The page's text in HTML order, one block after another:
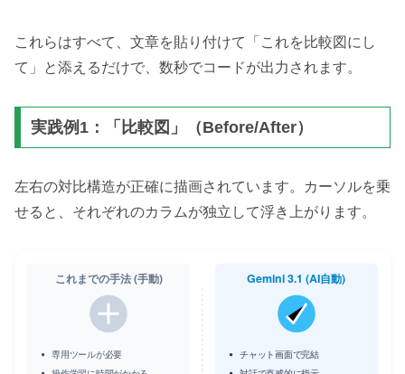
これらはすべて、文章を貼り付けて「これを比較図にし
て」と添えるだけで、数秒でコードが出力されます。
実践例1：「比較図」（Before/After）
左右の対比構造が正確に描画されています。カーソルを乗
せると、それぞれのカラムが独立して浮き上がります。
これまでの手法 (手動)
専用ツールが必要
Gemini 3.1 (AI自動)
チャット画面で完結